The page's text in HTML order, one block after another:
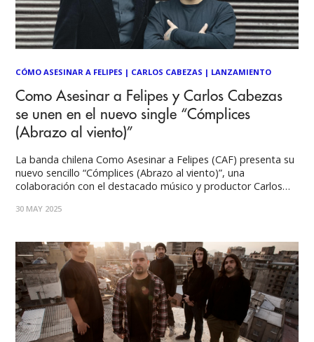
CÓMO ASESINAR A FELIPES | CARLOS CABEZAS | LANZAMIENTO
Como Asesinar a Felipes y Carlos Cabezas
se unen en el nuevo single “Cómplices
(Abrazo al viento)”
La banda chilena Como Asesinar a Felipes (CAF) presenta su
nuevo sencillo “Cómplices (Abrazo al viento)”, una
colaboración con el destacado músico y productor Carlos
chilena y voz emblemática de Electrodomésticos. Este
generaciones de la escena
30 MAY 2025